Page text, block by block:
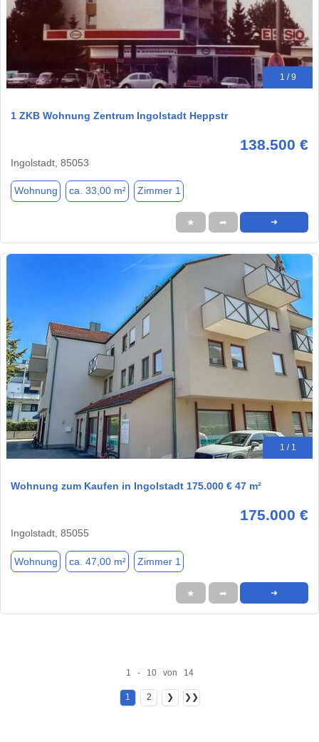
1 / 9
1 ZKB Wohnung Zentrum Ingolstadt Heppstr
138.500 €
Ingolstadt, 85053
Wohnung ca. 33,00 m² Zimmer 1
★ ➦ ➜
1 / 1
Wohnung zum Kaufen in Ingolstadt 175.000 € 47 m²
175.000 €
Ingolstadt, 85055
Wohnung ca. 47,00 m² Zimmer 1
★ ➦ ➜
1 - 10 von 14
1 2 ❯ ❯❯